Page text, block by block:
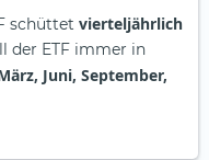
schüttet vierteljährlich
der ETF immer in
Juni, September,